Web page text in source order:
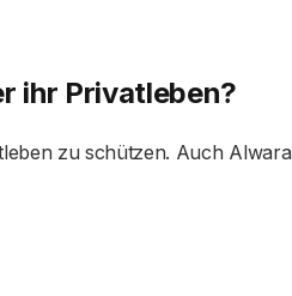
ihr Privatleben?
zu schützen. Auch Alwara